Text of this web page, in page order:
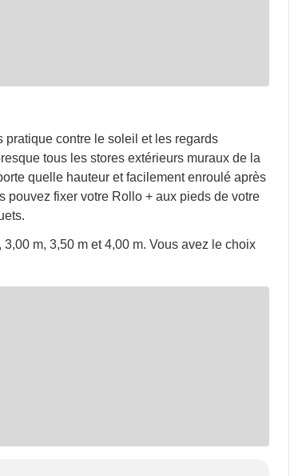
pratique contre le soleil et les regards
tous les stores extérieurs muraux de la
quelle hauteur et facilement enroulé après
pouvez fixer votre Rollo + aux pieds de votre
m, 3,50 m et 4,00 m. Vous avez le choix